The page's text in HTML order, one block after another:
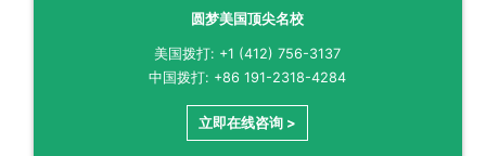
圆梦美国顶尖名校
美国拨打: +1 (412) 756-3137
中国拨打: +86 191-2318-4284
立即在线咨询 >